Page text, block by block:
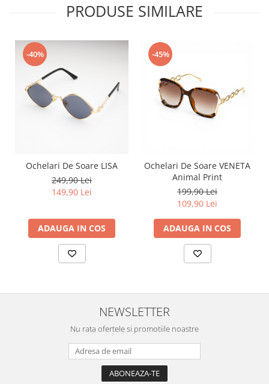
PRODUSE SIMILARE
-40%
Ochelari De Soare LISA
249,90 Lei
149,90 Lei
ADAUGA IN COS
-45%
Ochelari De Soare VENETA
Animal Print
199,90 Lei
109,90 Lei
ADAUGA IN COS
NEWSLETTER
Nu rata ofertele si promotiile noastre